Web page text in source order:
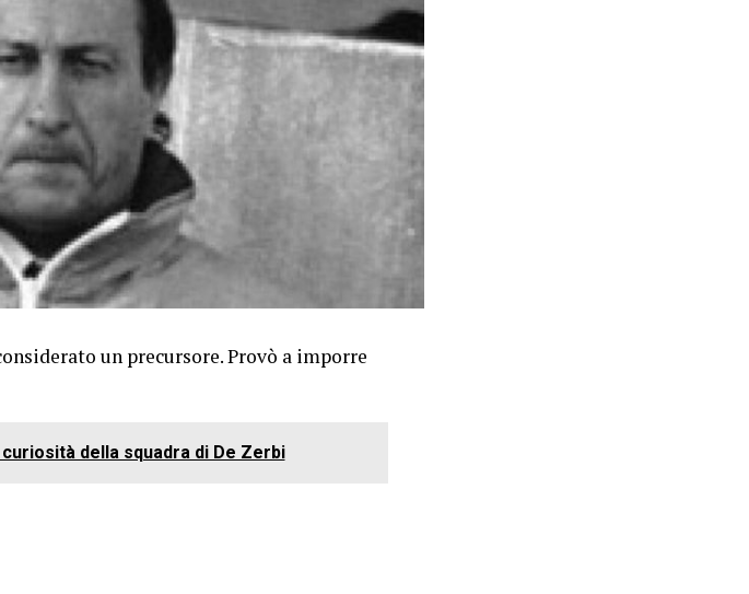
un precursore. Provò a imporre
della squadra di De Zerbi